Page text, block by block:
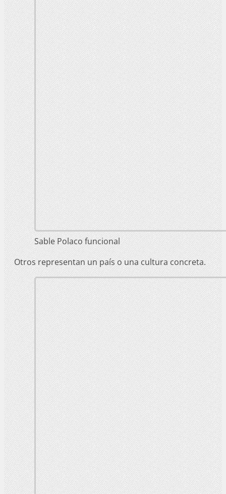
Sable Polaco funcional
Otros representan un país o una cultura concreta.